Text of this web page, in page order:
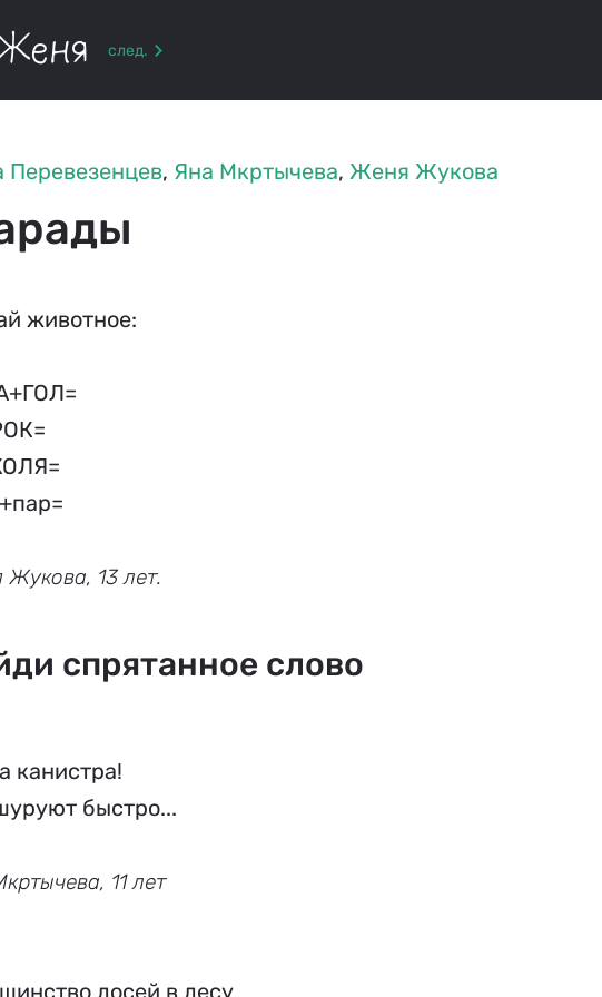
след.
Перевезенцев, Яна Мкртычева, Женя Жукова
животное:
13 лет.
спрятанное слово
канистра!
быстро...
11 лет
лосей в лесу